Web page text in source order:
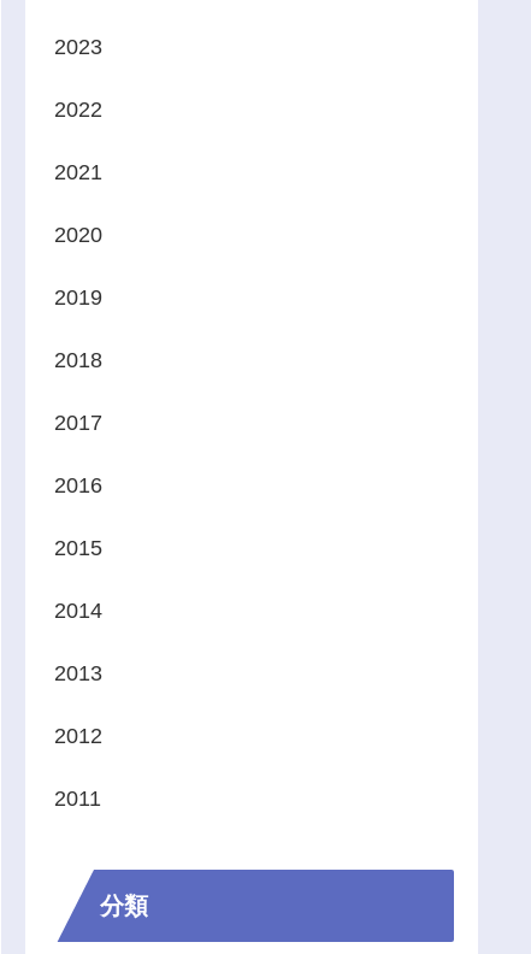
2023
2022
2021
2020
2019
2018
2017
2016
2015
2014
2013
2012
2011
分類